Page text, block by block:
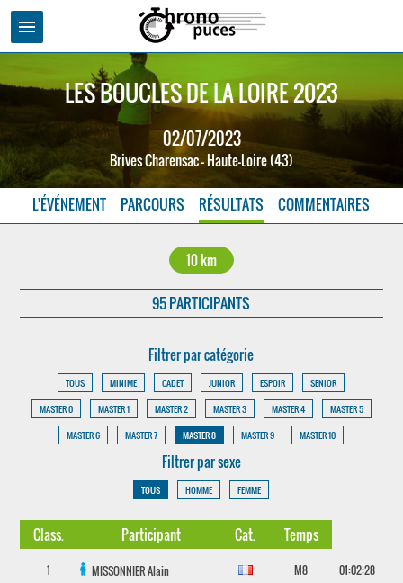
menu
LES BOUCLES DE LA LOIRE 2023
02/07/2023
Brives Charensac - Haute-Loire (43)
L'ÉVÉNEMENT PARCOURS RÉSULTATS COMMENTAIRES
10 km
95 PARTICIPANTS
Filtrer par catégorie
TOUS MINIME CADET JUNIOR ESPOIR
SENIOR
MASTER 0
MASTER 1 MASTER 2 MASTER 3 MASTER 4
MASTER 5
MASTER 6
MASTER 7 MASTER 8 MASTER 9 MASTER 10
Filtrer par sexe
TOUS HOMME FEMME
Class. Participant Cat. Temps
1 MISSONNIERAlain M8
01:02:28